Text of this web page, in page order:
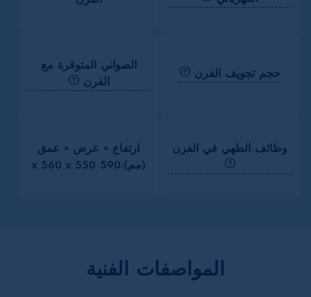
حجم تجويف الفرن
الصواني المتوفرة مع
الفرن
وظائف الطهي في الفرن
ارتفاع × عرض × عمق
(مم):590 x 560 x 550
المواصفات الفنية